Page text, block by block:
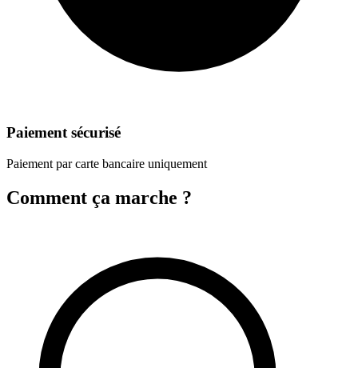
Paiement sécurisé
Paiement par carte bancaire uniquement
Comment ça marche ?